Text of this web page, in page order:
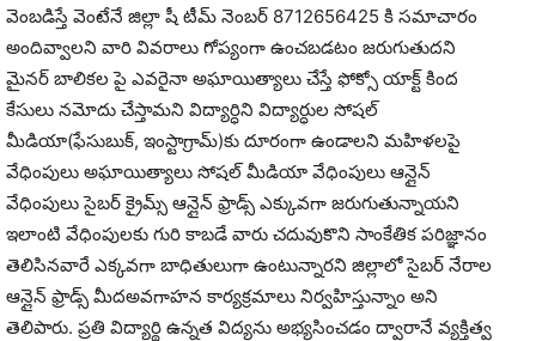
వెంబడిస్తే వెంటేనే జిల్లా షీ టీమ్ నెంబర్ 8712656425 కి సమాచారం
అందివ్వాలని వారి వివరాలు గోప్యంగా ఉంచబడటం జరుగుతుదని
మైనర్ బాలికల పై ఎవరైనా అఘాయిత్యాలు చేస్తే ఫోక్సో యాక్ట్ కింద
కేసులు నమోదు చేస్తామని విద్యార్ధిని విద్యార్ధుల సోషల్
మీడియా(ఫేసుబుక్, ఇంస్టాగ్రామ్)కు దూరంగా ఉండాలని మహిళలపై
వేధింపులు అఘాయిత్యాలు సోషల్ మీడియా వేధింపులు ఆన్లైన్
వేధింపులు సైబర్ క్రైమ్స్ ఆన్లైన్ ఫ్రాడ్స్ ఎక్కువగా జరుగుతున్నాయని
ఇలాంటి వేధింపులకు గురి కాబడే వారు చదువుకొని సాంకేతిక పరిజ్ఞానం
తెలిసినవారే ఎక్కవగా బాధితులుగా ఉంటున్నారని జిల్లాలో సైబర్ నేరాల
ఆన్లైన్ ఫ్రాడ్స్ మీదఅవగాహన కార్యక్రమాలు నిర్వహిస్తున్నాం అని
తెలిపారు. ప్రతి విద్యార్థి ఉన్నత విద్యను అభ్యసించడం ద్వారానే వ్యక్తిత్వ